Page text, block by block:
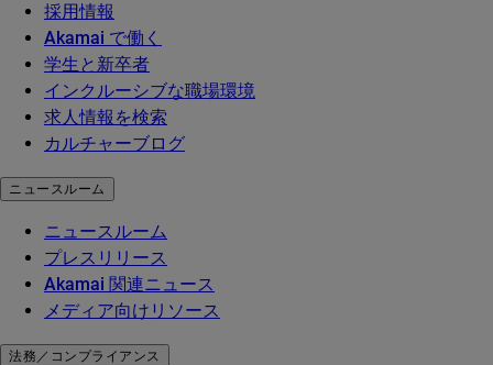
採用情報
Akamai で働く
学生と新卒者
インクルーシブな職場環境
求人情報を検索
カルチャーブログ
ニュースルーム
ニュースルーム
プレスリリース
Akamai 関連ニュース
メディア向けリソース
法務／コンプライアンス